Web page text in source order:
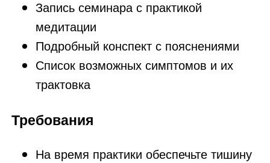
Запись семинара с практикой
медитации
Подробный конспект с пояснениями
Список возможных симптомов и их
трактовка
Требования
На время практики обеспечьте тишину